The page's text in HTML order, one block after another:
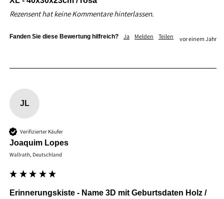
Rezensent hat keine Kommentare hinterlassen.
Fanden Sie diese Bewertung hilfreich? Ja Melden Teilen vor einem Jahr
JL
Verifizierter Käufer
Joaquim Lopes
Wallrath, Deutschland
Erinnerungskiste - Name 3D mit Geburtsdaten Holz /